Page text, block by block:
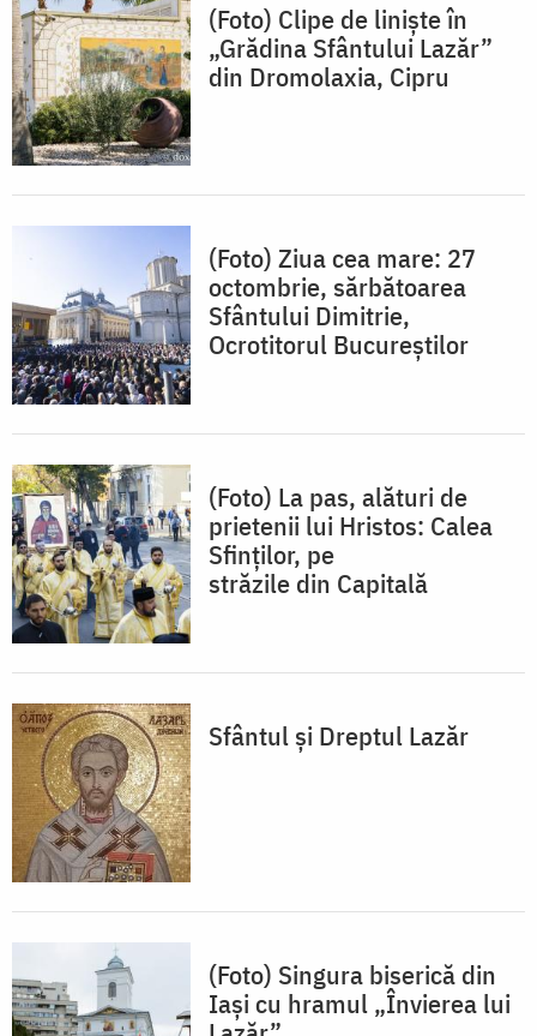
(Foto) Clipe de liniște în
„Grădina Sfântului Lazăr”
din Dromolaxia, Cipru
(Foto) Ziua cea mare: 27
octombrie, sărbătoarea
Sfântului Dimitrie,
Ocrotitorul Bucureștilor
(Foto) La pas, alături de
prietenii lui Hristos: Calea
Sfinților, pe
străzile din Capitală
Sfântul și Dreptul Lazăr
(Foto) Singura biserică din
Iași cu hramul „Învierea lui